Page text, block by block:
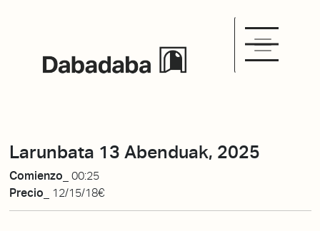
Larunbata 13 Abenduak, 2025
Comienzo_ 00:25
Precio_
12/15/18€